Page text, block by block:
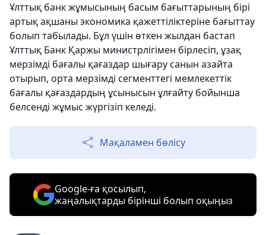
Ұлттық банк жұмысының басым бағыттарының бірі
артық ақшаны экономика қажеттіліктеріне бағыттау
болып табылады. Бұл үшін өткен жылдан бастап
Ұлттық Банк Қаржы министрлігімен бірлесіп, ұзақ
мерзімді бағалы қағаздар шығару санын азайта
отырып, орта мерзімді сегменттегі мемлекеттік
бағалы қағаздардың ұсынысын ұлғайту бойынша
белсенді жұмыс жүргізіп келеді.
Мақаламен бөлісу
Google-ға қосылып,
жаңалықтарды бірінші болып оқыңыз